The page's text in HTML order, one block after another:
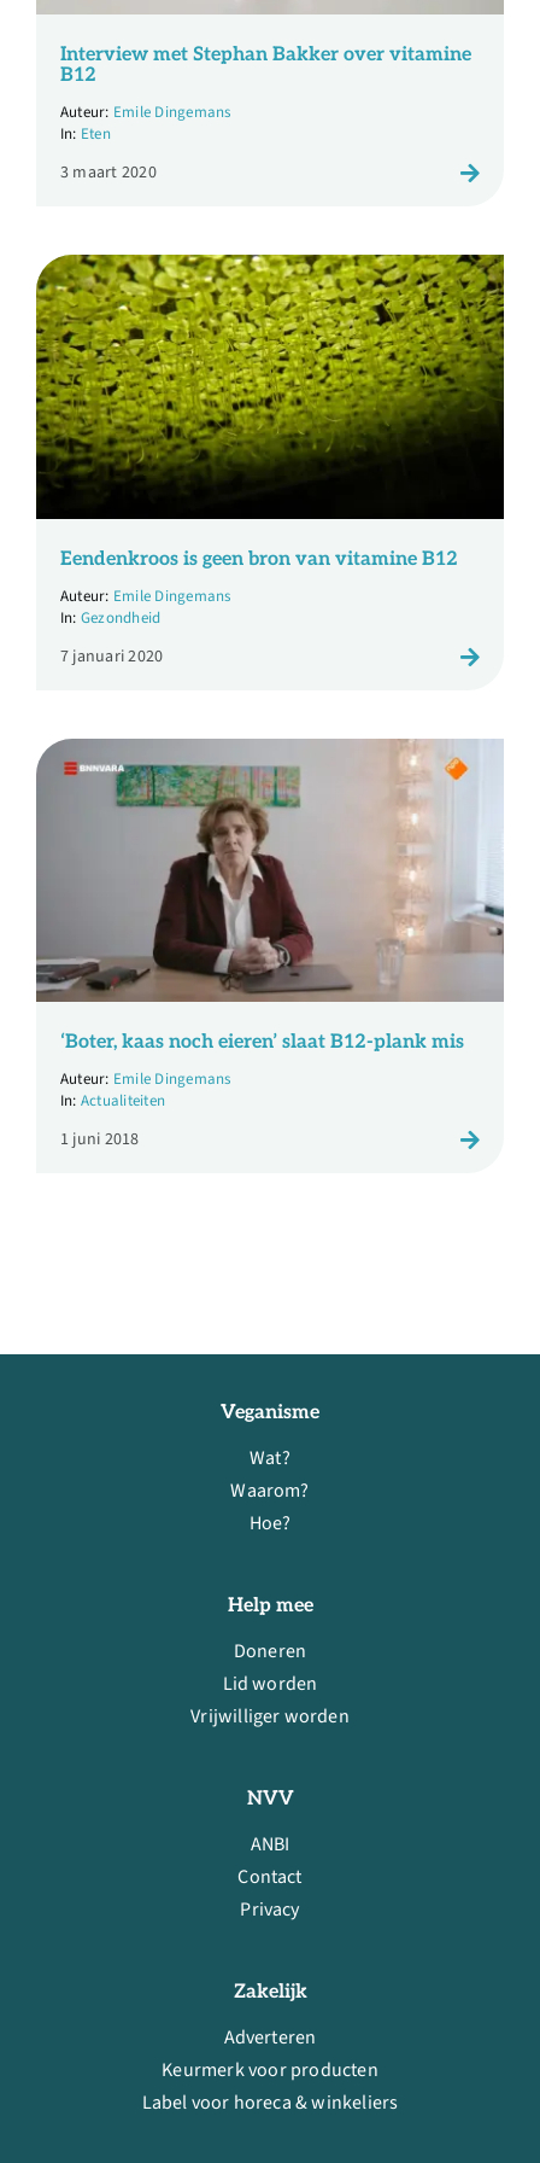
Over ons
Contact
Doneren
Shop
English
Interview met Stephan Bakker over vitamine
B12
Emile Dingemans
Eten
3 maart 2020
Eendenkroos is geen bron van vitamine B12
Emile Dingemans
Gezondheid
7 januari 2020
‘Boter, kaas noch eieren’ slaat B12-plank mis
Emile Dingemans
Actualiteiten
1 juni 2018
Veganisme
Wat?
Waarom?
Hoe?
Help mee
Doneren
Lid worden
Vrijwilliger worden
NVV
ANBI
Contact
Privacy
Zakelijk
Adverteren
Keurmerk voor producten
Label voor horeca & winkeliers